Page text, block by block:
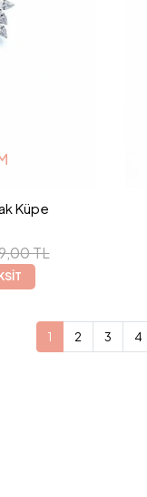
Küpe
TL
1 2 3 4